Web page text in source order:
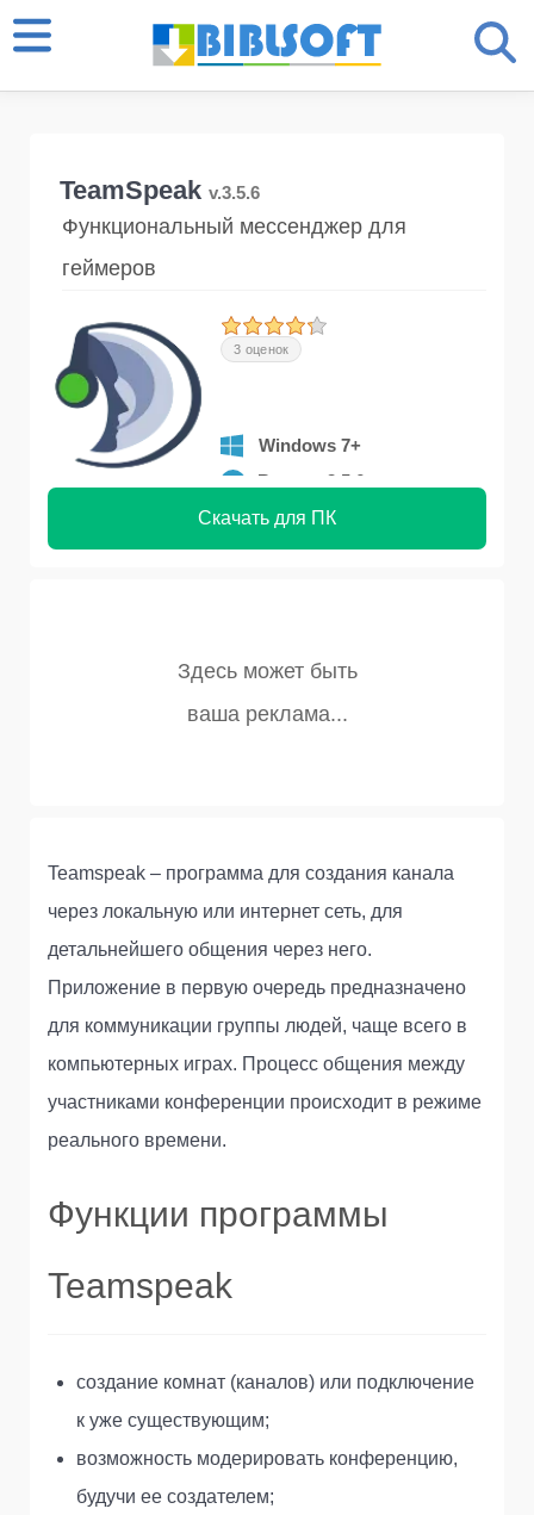
TeamSpeak v.3.5.6
Функциональный мессенджер для
геймеров
3 оценок
Windows 7+
Версия 3.5.6
Скачать для ПК
Teamspeak – программа для создания канала
через локальную или интернет сеть, для
детальнейшего общения через него.
Приложение в первую очередь предназначено
для коммуникации группы людей, чаще всего в
компьютерных играх. Процесс общения между
участниками конференции происходит в режиме
реального времени.
Функции программы
Teamspeak
создание комнат (каналов) или подключение
к уже существующим;
возможность модерировать конференцию,
будучи ее создателем;